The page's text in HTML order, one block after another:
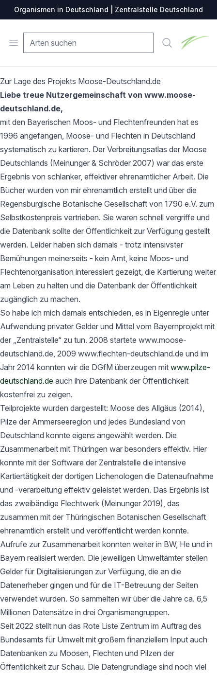
Organismen in Deutschland | Zentralstelle Deutschland
Open menu Suche
Zur Lage des Projekts Moose-Deutschland.de
Liebe treue Nutzergemeinschaft von www.moose-
deutschland.de,
mit den Bayerischen Moos- und Flechtenfreunden hat es
1996 angefangen, Moose- und Flechten in Deutschland
systematisch zu kartieren. Der Verbreitungsatlas der Moose
Deutschlands (Meinunger & Schröder 2007) war das erste
Ergebnis von schlanker, effektiver ehrenamtlicher Arbeit. Die
Bücher wurden von mir ehrenamtlich erstellt und über die
Regensburgische Botanische Gesellschaft von 1790 e.V. zum
Selbstkostenpreis vertrieben. Sie waren schnell vergriffe und
die Datenbank sollte der Öffentlichkeit zur Verfügung gestellt
werden. Leider haben sich damals - trotz intensivster
Bemühungen meinerseits - kein Amt, keine Moos- und
Flechtenorganisation interessiert gezeigt, die Kartierung weiter
am Leben zu halten und die Datenbank der Öffentlichkeit
zugänglich zu machen.
So habe ich mich damals entschieden, es in Eigenregie unter
Aufwendung privater Gelder und Mittel vom Bayernprojekt mit
der „Zentralstelle“ zu tun. 2008 startete www.moose-
deutschland.de, 2009 www.flechten-deutschland.de und im
Jahr 2014 konnten wir die DGfM überzeugen mit www.pilze-
deutschland.de auch ihre Datenbank der Öffentlichkeit
kostenfrei zu zeigen.
Teilprojekte wurden dargestellt: Moose des Allgäus (2014),
Pilze der Ammerseeregion und jedes Bundesland von
Deutschland konnte eigens angewählt werden. Die
Zusammenarbeit mit Thüringen war besonders effektiv. Hier
konnte mit der Software der Zentralstelle die intensive
Kartiertätigkeit der dortigen Lichenologen die Datenaufnahme
und -verarbeitung effektiv geleistet werden. Das Ergebnis ist
das zweibändige Flechtwerk (Meinunger 2019), das
zusammen mit der Thüringischen Botanischen Gesellschaft
ehrenamtlich erstellt und veröffentlicht werden konnte.
Aufrufe zur Zusammenarbeit konnten weiter in BW, He und in
Bayern realisiert werden. Die jeweiligen Umweltämter stellen
Gelder für Digitalisierungen zur Verfügung, die an die
Datenerheber gingen und für die IT-Betreuung der Seiten
verwendet wurden. So sammelten wir über die Jahre ca. 6,5
Millionen Datensätze in drei Organismengruppen.
Seit 2022 stellt nun das Rote Liste Zentrum im Auftrag des
Bundesamts für Umwelt mit großem finanziellem Input auch
Datenbanken zu Moosen, Flechten und Pilzen der
Öffentlichkeit zur Schau. Die Datengrundlage sind noch viel